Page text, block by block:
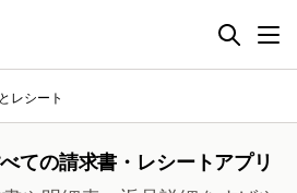
レシート
ての請求書・レシートアプリ